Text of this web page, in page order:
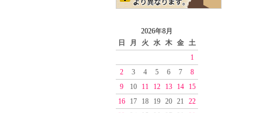
2026年8月
日
月 火 水 木 金 土
1
2
3 4 5 6 7
8
9
10 11 12 13 14
15
16
17 18 19 20 21
22